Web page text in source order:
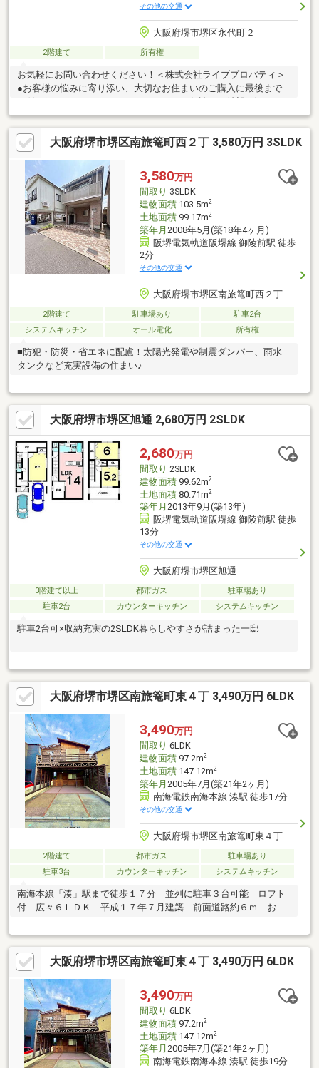
その他の交通
大阪府堺市堺区永代町２
2階建て 所有権
お気軽にお問い合わせください！＜株式会社ライブプロパティ＞
●お客様の悩みに寄り添い、大切なお住まいのご購入に最後まで
承っております！●購入・売却・ローンのご相談・・・しっかり
とお聞き取り致します！なんでもお気軽にご相談ください！☆☆
お家購入検討時の注意点や購入時からのライフプラン見直し、家
族形態の変化にともなう必要なお家の改装、メンテナンス、資産
運用、贈与や相続まで、当社提携の各分野の専門家と共に、安心
のサポートをさせて頂いております。☆☆ご連絡お待ちしており
ます！株式会社ライブプロパティ06-6766-4641
大阪府堺市堺区南旅篭町西２丁 3,580万円 3SLDK
3,580万円
間取り 3SLDK
建物面積103.5m2
土地面積99.17m2
築年月 2008年5月(築18年4ヶ月)
阪堺電気軌道阪堺線 御陵前駅 徒歩
2分
その他の交通
大阪府堺市堺区南旅篭町西２丁
2階建て 駐車場あり
駐車2台
システムキッチン
オール電化 所有権
■防犯・防災・省エネに配慮！太陽光発電や制震ダンパー、雨水
タンクなど充実設備の住まい♪
大阪府堺市堺区旭通 2,680万円 2SLDK
2,680万円
間取り 2SLDK
建物面積99.62m2
土地面積80.71m2
築年月 2013年9月(築13年)
阪堺電気軌道阪堺線 御陵前駅 徒歩
13分
その他の交通
大阪府堺市堺区旭通
3階建て以上 都市ガス
駐車場あり
駐車2台
カウンターキッチン システムキッチン
駐車2台可×収納充実の2SLDK暮らしやすさが詰まった一邸
大阪府堺市堺区南旅篭町東４丁 3,490万円 6LDK
3,490万円
間取り 6LDK
建物面積97.2m2
土地面積147.12m2
築年月 2005年7月(築21年2ヶ月)
南海電鉄南海本線 湊駅 徒歩17分
その他の交通
大阪府堺市堺区南旅篭町東４丁
2階建て 都市ガス
駐車場あり
駐車3台
カウンターキッチン システムキッチン
南海本線「湊」駅まで徒歩１７分 並列に駐車３台可能 ロフト
付 広々６ＬＤＫ 平成１７年７月建築 前面道路約６ｍ おし
大阪府堺市堺区南旅篭町東４丁 3,490万円 6LDK
3,490万円
間取り 6LDK
建物面積97.2m2
土地面積147.12m2
築年月 2005年7月(築21年2ヶ月)
南海電鉄南海本線 湊駅 徒歩19分